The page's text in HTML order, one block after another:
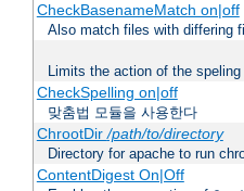
CheckBasenameMatch on|off
Also match files with differing
Limits the action of the
CheckSpelling on|off
맞춤법 모듈을 사용한다
ChrootDir/path/to/directory
Directory for apache to run
ContentDigest On|Off